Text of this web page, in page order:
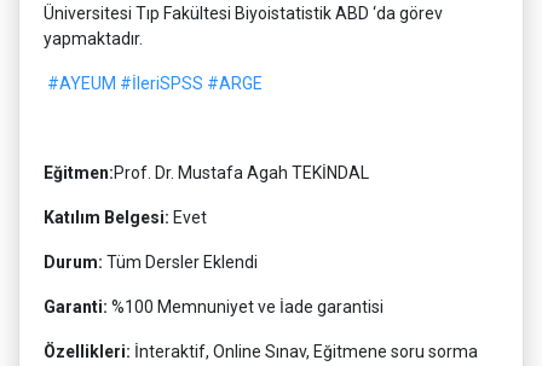
Üniversitesi Tıp Fakültesi Biyoistatistik ABD ‘da görev
yapmaktadır.
#AYEUM #İleriSPSS #ARGE
Eğitmen:Prof. Dr. Mustafa Agah TEKİNDAL
Katılım Belgesi: Evet
Durum: Tüm Dersler Eklendi
Garanti: %100 Memnuniyet ve İade garantisi
Özellikleri: İnteraktif, Online Sınav, Eğitmene soru sorma